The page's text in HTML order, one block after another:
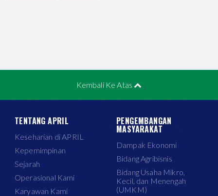
Kembali Ke Atas
TENTANG APRIL
Keseharian di APRIL
Kepemimpinan
Sejarah
Operasional Kami
Karyawan Kami
PENGEMBANGAN
MASYARAKAT
Dampak Ekonomi
Bidang Agribisnis
Bidang Usaha Mikro,
Kecil, dan Menengah
(UMKM)